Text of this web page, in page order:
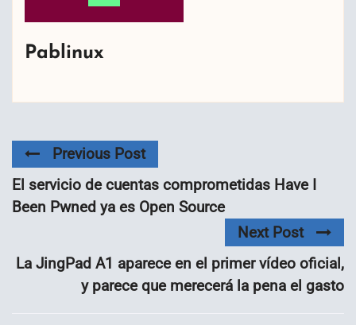
Pablinux
Previous Post
El servicio de cuentas comprometidas Have I
Been Pwned ya es Open Source
Next Post
La JingPad A1 aparece en el primer vídeo oficial,
y parece que merecerá la pena el gasto